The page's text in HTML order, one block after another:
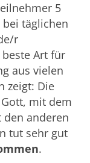
5
täglichen
r
Art für
aus vielen
zeigt: Die
mit dem
anderen
tut sehr gut
.